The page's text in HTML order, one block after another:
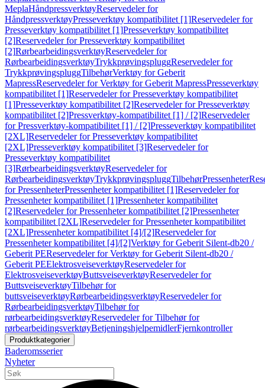
MeplaHåndpressverktøyReservedeler for
HåndpressverktøyPresseverktøy kompatibilitet [1]Reservedeler for
Presseverktøy kompatibilitet [1]Presseverktøy kompatibilitet
[2]Reservedeler for Presseverktøy kompatibilitet
[2]RørbearbeidingsverktøyReservedeler for
RørbearbeidingsverktøyTrykkprøvingspluggReservedeler for
TrykkprøvingspluggTilbehørVerktøy for Geberit
MapressReservedeler for Verktøy for Geberit MapressPresseverktøy
kompatibilitet [1]Reservedeler for Presseverktøy kompatibilitet
[1]Presseverktøy kompatibilitet [2]Reservedeler for Presseverktøy
kompatibilitet [2]Pressverktøy-kompatibilitet [1] / [2]Reservedeler
for Pressverktøy-kompatibilitet [1] / [2]Presseverktøy kompatibilitet
[2XL]Reservedeler for Presseverktøy kompatibilitet
[2XL]Presseverktøy kompatibilitet [3]Reservedeler for
Presseverktøy kompatibilitet
[3]RørbearbeidingsverktøyReservedeler for
RørbearbeidingsverktøyTrykkprøvingspluggTilbehørPressenheter
for PressenheterPressenheter kompatibilitet [1]Reservedeler for
Pressenheter kompatibilitet [1]Pressenheter kompatibilitet
[2]Reservedeler for Pressenheter kompatibilitet [2]Pressenheter
kompatibilitet [2XL]Reservedeler for Pressenheter kompatibilitet
[2XL]Pressenheter kompatibilitet [4]/[2]Reservedeler for
Pressenheter kompatibilitet [4]/[2]Verktøy for Geberit Silent-db20 /
Geberit PEReservedeler for Verktøy for Geberit Silent-db20 /
Geberit PEElektrosveiseverktøyReservedeler for
ElektrosveiseverktøyButtsveiseverktøyReservedeler for
ButtsveiseverktøyTilbehør for
buttsveiseverktøyRørbearbeidingsverktøyReservedeler for
RørbearbeidingsverktøyTilbehør for
rørbearbeidingsverktøyReservedeler for Tilbehør for
rørbearbeidingsverktøyBetjeningshjelpemidlerFjernkontroller
Produktkategorier
Baderomsserier
Nyheter